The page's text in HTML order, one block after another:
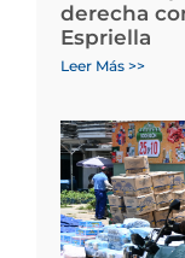
derecha
Espriella
Leer Más >>